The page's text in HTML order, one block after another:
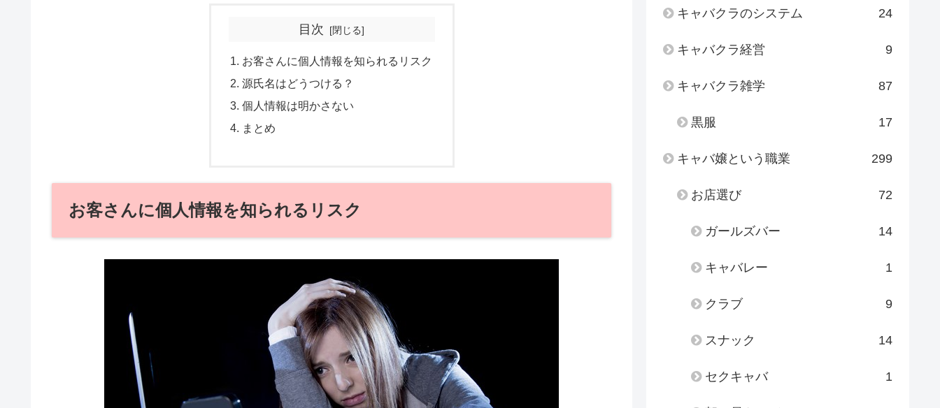
目次
お客さんに個人情報を知られるリスク
源氏名はどうつける？
個人情報は明かさない
まとめ
お客さんに個人情報を知られるリスク
キャバクラのシステム 24
キャバクラ経営 9
キャバクラ雑学 87
黒服 17
キャバ嬢という職業 299
お店選び 72
ガールズバー 14
キャバレー 1
クラブ 9
スナック 14
セクキャバ 1